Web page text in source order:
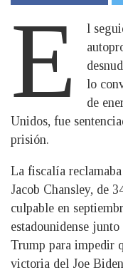
E
l
lo
de
Unidos, fue
prisión.
La fiscalía
Jacob Chansley, de
culpable en
estadounidense
Trump para impedir
victoria del Joe